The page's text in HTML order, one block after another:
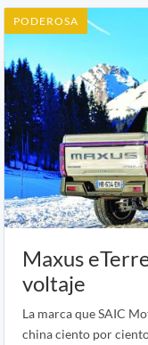
PODEROSA
Maxus
voltaje
La marca que SAIC
china ciento por